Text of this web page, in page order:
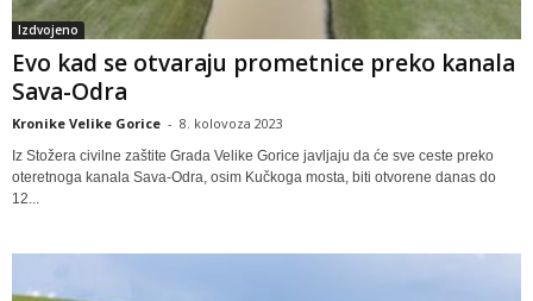
Izdvojeno
Evo kad se otvaraju prometnice preko kanala
Sava-Odra
Kronike Velike Gorice - 8. kolovoza 2023
Iz Stožera civilne zaštite Grada Velike Gorice javljaju da će sve ceste preko
oteretnoga kanala Sava-Odra, osim Kučkoga mosta, biti otvorene danas do
12...